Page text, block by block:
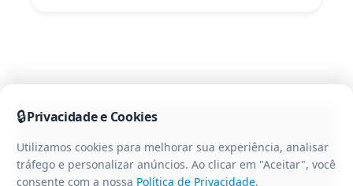
🔒Privacidade e Cookies
Utilizamos cookies para melhorar sua experiência, analisar
tráfego e personalizar anúncios. Ao clicar em "Aceitar", você
consente com a nossa Política de Privacidade.